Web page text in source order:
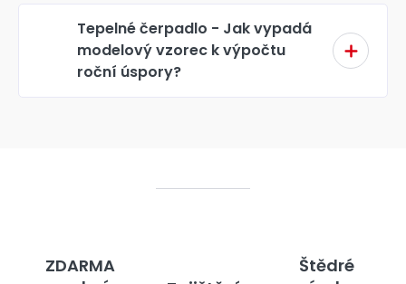
Tepelné čerpadlo - Jak vypadá
modelový vzorec k výpočtu
roční úspory?
ZDARMA
Štědré